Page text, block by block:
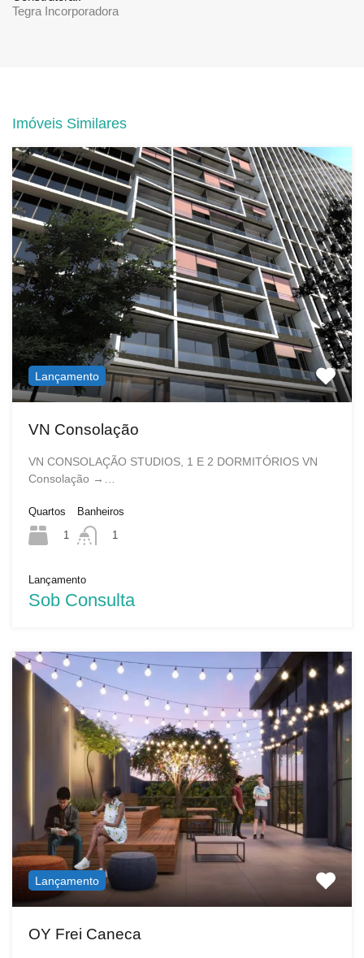
Tegra Incorporadora
Imóveis Similares
Lançamento
VN Consolação
VN CONSOLAÇÃO STUDIOS, 1 E 2 DORMITÓRIOS VN
Consolação →…
Quartos
1
Banheiros
1
Lançamento
Sob Consulta
Lançamento
OY Frei Caneca